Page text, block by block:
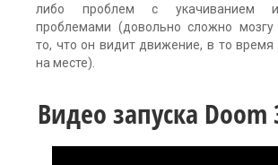
либо проблем с укачиванием
проблемами (довольно сложно мозгу
то, что он видит движение, в то время
на месте).
Видео запуска Doom